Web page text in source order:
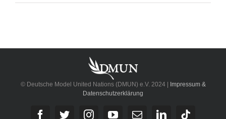
© Deutsche Model United Nations (DMUN) e.V. 2024 | Impressum &
Datenschutzerklärung
Facebook
TwitterInstagram
YouTube
E-
LinkedIn